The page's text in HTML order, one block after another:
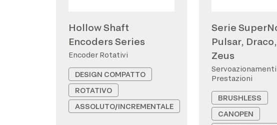
Hollow Shaft
Encoders Series
Encoder Rotativi
DESIGN COMPATTO
ROTATIVO
ASSOLUTO/INCREMENTALE
Serie
Pulsar,
Zeus
Prestazioni
BRUSHLESS
CANOPEN